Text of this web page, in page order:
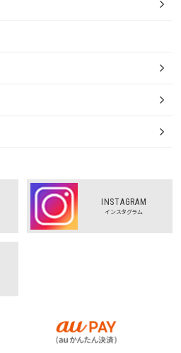
INSTAGRAM
インスタグラム